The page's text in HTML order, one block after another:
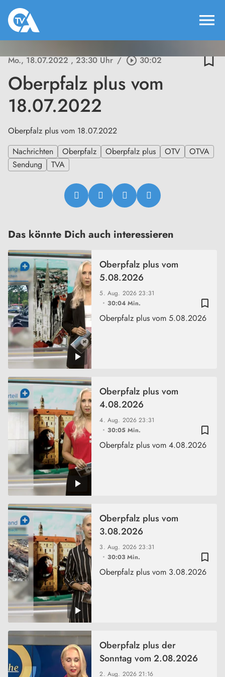
menu
Mo., 18.07.2022, 23:30 Uhr / play_circle_outline30:02 bookmark_border
Oberpfalz plus vom
18.07.2022
Oberpfalz plus vom 18.07.2022
Nachrichten
Oberpfalz Oberpfalz plus OTV
OTVA
Sendung
TVA
Das könnte Dich auch interessieren
bookmark_border
5. Aug. 202623:31
30:04 Min.
Oberpfalz plus vom
5.08.2026
Oberpfalz plus vom 5.08.2026
bookmark_border
4. Aug. 202623:31
30:05 Min.
Oberpfalz plus vom
4.08.2026
Oberpfalz plus vom 4.08.2026
bookmark_border
3. Aug. 202623:31
30:03 Min.
Oberpfalz plus vom
3.08.2026
Oberpfalz plus vom 3.08.2026
2. Aug. 202621:16
Oberpfalz plus der
Sonntag vom 2.08.2026